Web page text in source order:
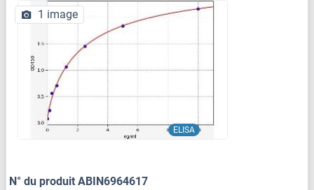
ELISA
1 image
N° du produit ABIN6964617